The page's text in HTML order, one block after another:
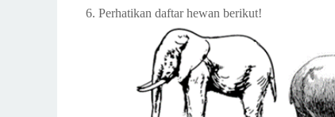
6. Perhatikan daftar hewan berikut!